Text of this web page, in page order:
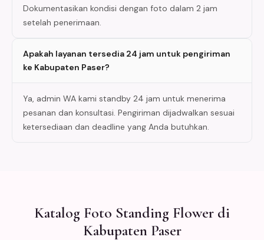
Dokumentasikan kondisi dengan foto dalam 2 jam
setelah penerimaan.
Apakah layanan tersedia 24 jam untuk pengiriman
ke Kabupaten Paser?
Ya, admin WA kami standby 24 jam untuk menerima
pesanan dan konsultasi. Pengiriman dijadwalkan sesuai
ketersediaan dan deadline yang Anda butuhkan.
Katalog Foto Standing Flower di
Kabupaten Paser